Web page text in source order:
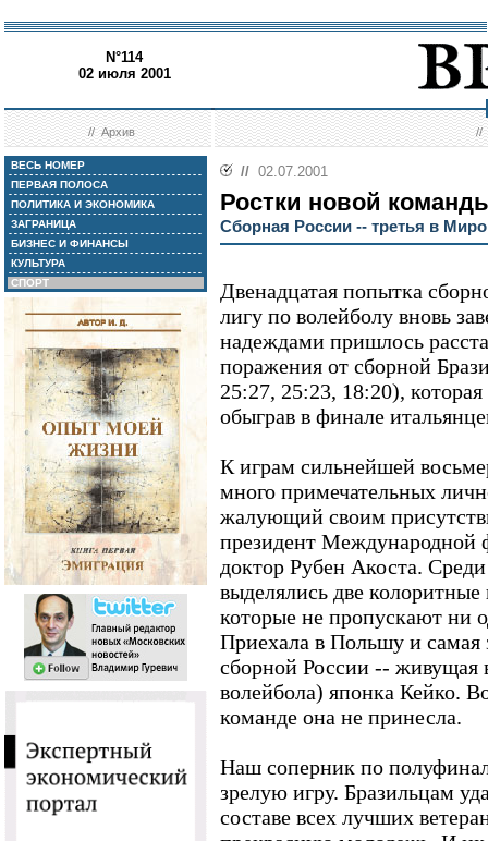
N°114
02 июля 2001
//Архив //
ВЕСЬ НОМЕР
ПЕРВАЯ ПОЛОСА
ПОЛИТИКА И ЭКОНОМИКА
ЗАГРАНИЦА
БИЗНЕС И ФИНАНСЫ
КУЛЬТУРА
СПОРТ
// 02.07.2001
Ростки новой
Сборная России -- третья в
Двенадцатая попытка
лигу по волейболу вновь
надеждами пришлось
поражения от сборной
25:27, 25:23, 18:20),
обыграв в финале
К играм сильнейшей
много примечательных
жалующий своим
президент
доктор Рубен Акоста.
выделялись две
которые не пропускают ни
Приехала в Польшу и самая
сборной России -- живущая
волейбола) японка Кейко.
команде она не принесла.
Наш соперник по
зрелую игру. Бразильцам
составе всех лучших